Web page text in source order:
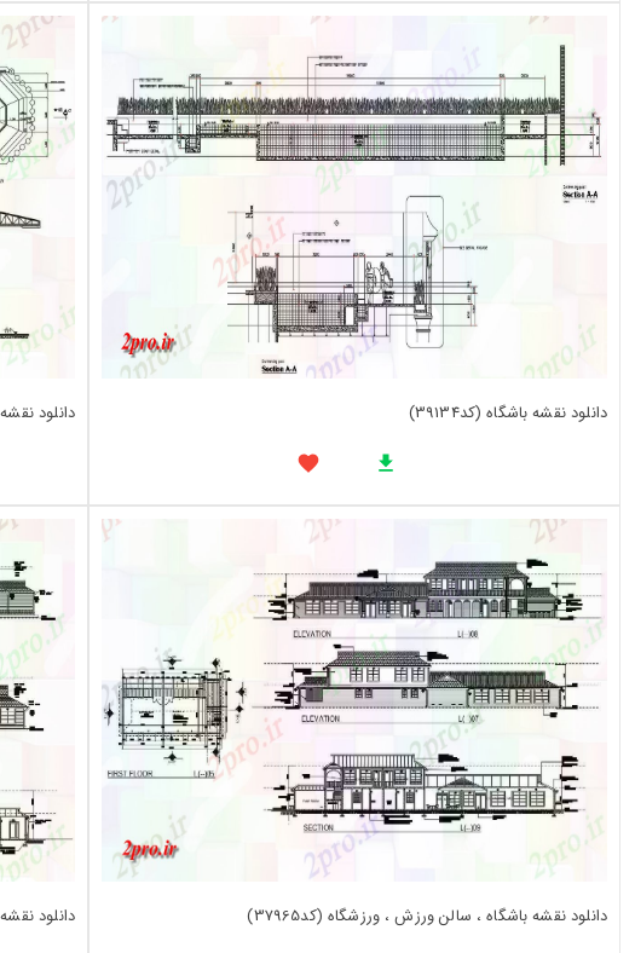
دانلود نقشه باشگاه (کد39134) دانلود نقشه باشگاه
دانلود نقشه باشگاه ، سالن ورزش ، ورزشگاه (کد37965) دانلود